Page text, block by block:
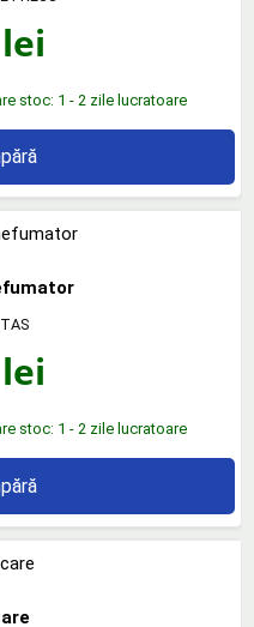
lei
stoc: 1 - 2 zile lucratoare
lei
stoc: 1 - 2 zile lucratoare